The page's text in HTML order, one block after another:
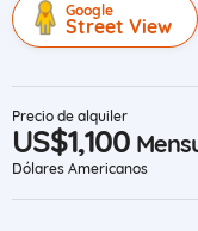
Google
Street View
Precio de alquiler
US$1,100
Dólares Americanos